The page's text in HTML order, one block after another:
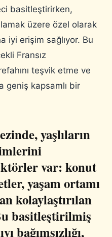
basitleştirirken,
üzere özel olarak
iyi erişim sağlıyor. Bu
Fransız
teşvik etme ve
geniş kapsamlı bir
yaşlıların
var: konut
yaşam ortamı
kolaylaştırılan
basitleştirilmiş
bağımsızlığı,